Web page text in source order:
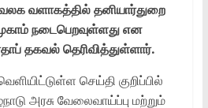
வளாகத்தில் தனியார்துறை
நடைபெறவுள்ளது என
தகவல் தெரிவித்துள்ளார்.
செய்தி குறிப்பில்
அரசு வேலைவாய்ப்பு மற்றும்